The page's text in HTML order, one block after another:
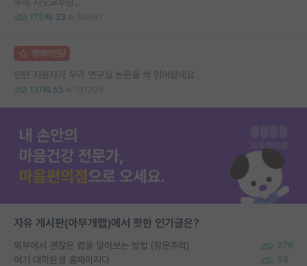
175 33 60691
명예의전당
인턴 지원자가 우리 연구실 논문을 싹 읽어왔네요
131 55 131309
자유 게시판(아무개랩)에서 핫한 인기글은?
외부에서 괜찮은 랩을 알아보는 방법 (장문주의) 278
여기 대학원생 홈페이지다 59